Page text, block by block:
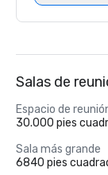
Salas de
Espacio de
30.000 pies
Sala más grande
6840 pies